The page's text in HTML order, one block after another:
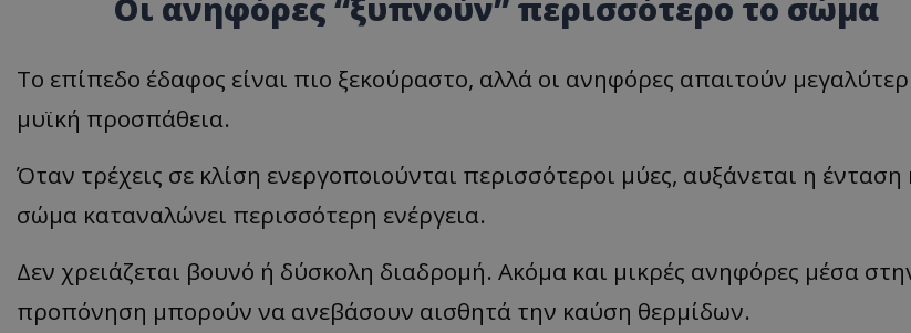
Το επίπεδο έδαφος είναι πιο ξεκούραστο, αλλά οι ανηφόρες απαιτούν
μυϊκή προσπάθεια.
Όταν τρέχεις σε κλίση ενεργοποιούνται περισσότεροι μύες, αυξάνεται η ένταση
σώμα καταναλώνει περισσότερη ενέργεια.
Δεν χρειάζεται βουνό ή δύσκολη διαδρομή. Ακόμα και μικρές ανηφόρες μέσα
προπόνηση μπορούν να ανεβάσουν αισθητά την καύση θερμίδων.